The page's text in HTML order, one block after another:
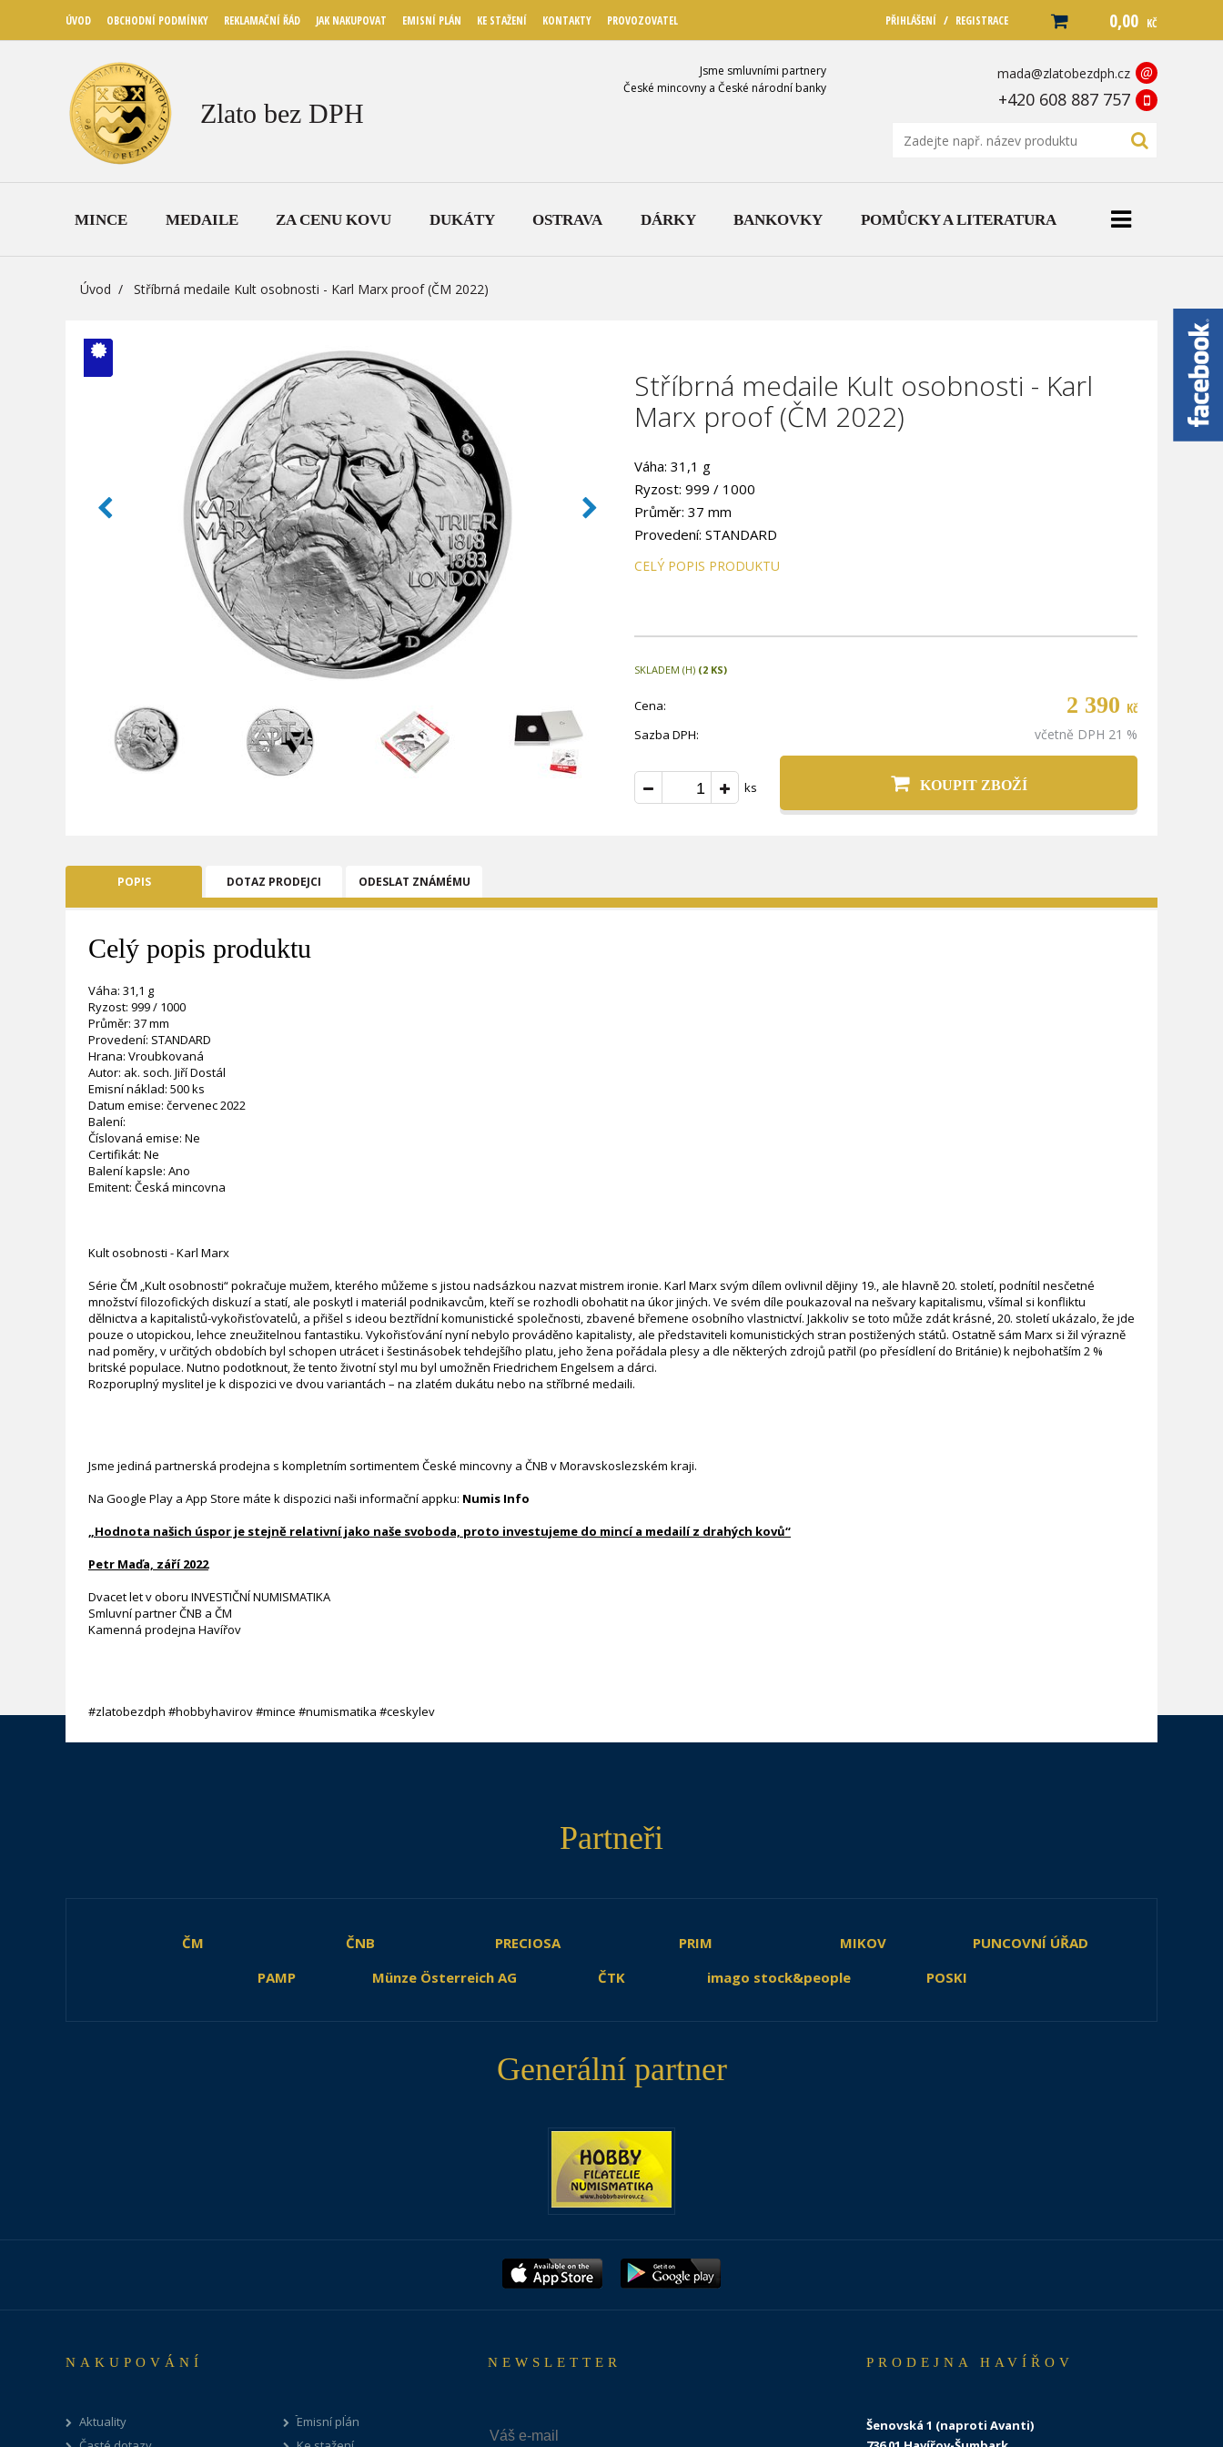
ÚVOD OBCHODNÍ PODMÍNKY REKLAMAČNÍ ŘÁD JAK NAKUPOVAT EMISNÍ PLÁN KE STAŽENÍ KONTAKTY PROVOZOVATEL PŘIHLÁŠENÍ / REGISTRACE 0,00 KČ
Zlato bez DPH
Jsme smluvními partnery
České mincovny a České národní banky
mada@zlatobezdph.cz @
+420 608 887 757
MINCE MEDAILE ZA CENU KOVU DUKÁTY OSTRAVA DÁRKY BANKOVKY POMŮCKY A LITERATURA
Úvod Stříbrná medaile Kult osobnosti - Karl Marx proof (ČM 2022)
Stříbrná medaile Kult osobnosti - Karl
Marx proof (ČM 2022)
Váha: 31,1 g
Ryzost: 999 / 1000
Průměr: 37 mm
Provedení: STANDARD
CELÝ POPIS PRODUKTU
V ČM zcela
SKLADEM (H) (2 KS)
Cena: 2 390 Kč
Sazba DPH: včetně DPH 21 %
ks KOUPIT ZBOŽÍ
POPIS DOTAZ PRODEJCI ODESLAT ZNÁMÉMU
Celý popis produktu
Váha: 31,1 g
Ryzost: 999 / 1000
Průměr: 37 mm
Provedení: STANDARD
Hrana: Vroubkovaná
Autor: ak. soch. Jiří Dostál
Emisní náklad: 500 ks
Datum emise: červenec 2022
Balení:
Číslovaná emise: Ne
Certifikát: Ne
Balení kapsle: Ano
Emitent: Česká mincovna
Kult osobnosti - Karl Marx
Série ČM „Kult osobnosti“ pokračuje mužem, kterého můžeme s jistou nadsázkou nazvat mistrem ironie. Karl Marx svým dílem ovlivnil dějiny 19., ale hlavně 20. století, podnítil nesčetné
množství filozofických diskuzí a statí, ale poskytl i materiál podnikavcům, kteří se rozhodli obohatit na úkor jiných. Ve svém díle poukazoval na nešvary kapitalismu, všímal si konfliktu
dělnictva a kapitalistů-vykořisťovatelů, a přišel s ideou beztřídní komunistické společnosti, zbavené břemene osobního vlastnictví. Jakkoliv se toto může zdát krásné, 20. století ukázalo, že jde
pouze o utopickou, lehce zneužitelnou fantastiku. Vykořisťování nyní nebylo prováděno kapitalisty, ale představiteli komunistických stran postižených států. Ostatně sám Marx si žil výrazně
nad poměry, v určitých obdobích byl schopen utrácet i šestinásobek tehdejšího platu, jeho žena pořádala plesy a dle některých zdrojů patřil (po přesídlení do Británie) k nejbohatším 2 %
britské populace. Nutno podotknout, že tento životní styl mu byl umožněn Friedrichem Engelsem a dárci.
Rozporuplný myslitel je k dispozici ve dvou variantách – na zlatém dukátu nebo na stříbrné medaili.
Jsme jediná partnerská prodejna s kompletním sortimentem České mincovny a ČNB v Moravskoslezském kraji.
Na Google Play a App Store máte k dispozici naši informační appku: Numis Info
„Hodnota našich úspor je stejně relativní jako naše svoboda, proto investujeme do mincí a medailí z drahých kovů“
Petr Maďa, září 2022
Dvacet let v oboru INVESTIČNÍ NUMISMATIKA
Smluvní partner ČNB a ČM
Kamenná prodejna Havířov
#zlatobezdph #hobbyhavirov #mince #numismatika #ceskylev
Partneři
ČM ČNB PRECIOSA PRIM MIKOV
PUNCOVNÍ ÚŘAD
PAMP
Münze Österreich AG ČTK imago stock&people POSKI
Generální partner
NAKUPOVÁNÍ
Aktuality
Emisní plán
NEWSLETTER PRODEJNA HAVÍŘOV
Šenovská 1 (naproti Avanti)